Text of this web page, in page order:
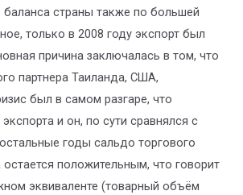
баланса страны также по большей
только в 2008 году экспорт был
причина заключалась в том, что
партнера Таиланда, США,
был в самом разгаре, что
и он, по сути сравнялся с
годы сальдо торгового
положительным, что говорит
эквиваленте (товарный объём